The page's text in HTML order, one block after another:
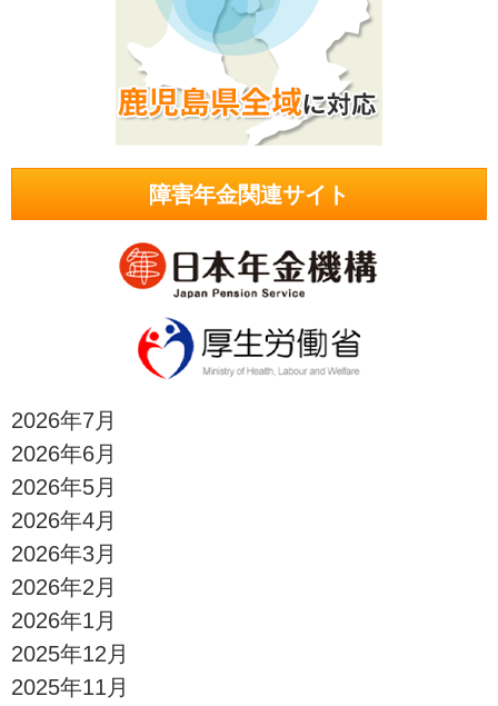
障害年金関連サイト
2026年7月
2026年6月
2026年5月
2026年4月
2026年3月
2026年2月
2026年1月
2025年12月
2025年11月